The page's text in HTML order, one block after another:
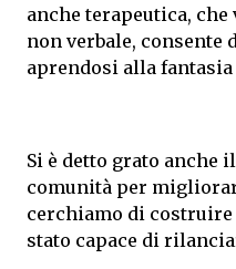
anche terapeutica,
non verbale,
aprendosi alla
Si è detto grato anche
comunità per
cerchiamo di
stato capace di